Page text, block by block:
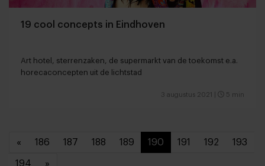
19 cool concepts in Eindhoven
Art hotel, sterrenzaken, de supermarkt van de toekomst e.a.
horecaconcepten uit de lichtstad
3 augustus 2021 5 min
« 186 187 188 189 190 191 192 193
194 »